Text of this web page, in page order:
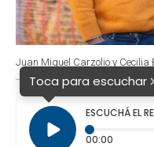
Juan Miguel Carzolio y Cecilia
Toca para escuchar
ESCUCHÁ EL
00:00